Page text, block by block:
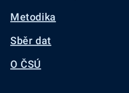
Metodika
Sběr dat
O ČSÚ